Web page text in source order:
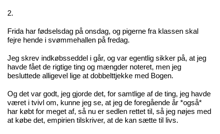
2.
Frida har fødselsdag på onsdag, og pigerne fra klassen skal
fejre hende i svømmehallen på fredag.
Jeg skrev indkøbsseddel i går, og var egentlig sikker på, at jeg
havde fået de rigtige ting og mængder noteret, men jeg
besluttede alligevel lige at dobbelttjekke med Bogen.
Og det var godt, jeg gjorde det, for samtlige af de ting, jeg havde
været i tvivl om, kunne jeg se, at jeg de foregående år *også*
har købt for meget af, så nu er sedlen rettet til, så jeg nøjes med
at købe det, empirien tilskriver, at de kan sætte til livs.